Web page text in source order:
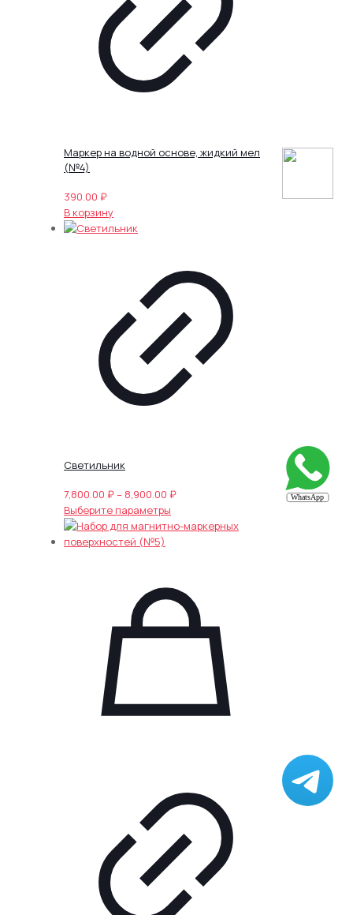
Маркер на водной основе, жидкий мел
(№4)
390.00 ₽
В корзину
Светильник
7,800.00 ₽– 8,900.00 ₽Диапазон
7,800.00 ₽
Выберите параметры
товар
Опции
можно
выбрать
на
странице